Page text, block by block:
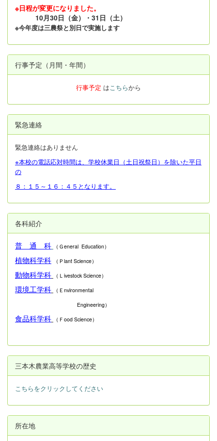
※日程が変更になりました。
10月30日（金）・31日（土）
※今年度は三農祭と別日で実施します
行事予定（月間・年間）
行事予定 は こちらから
緊急連絡
緊急連絡はありません
※本校の電話応対時間は、学校休業日（土日祝祭日）を除いた平日
の
８：１５～１６：４５となります。
各科紹介
普 通 科 （Ｇeneral Education）
植物科学科 （Ｐlant Science）
動物科学科 （Ｌivestock Science）
環境工学科
（Ｅnvironmental
Engineering）
食品科学科 （Ｆood Science）
三本木農業高等学校の歴史
こちらをクリックしてください
所在地